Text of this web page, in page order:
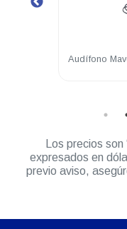
Audífono
Los precios
expresados en
previo aviso,